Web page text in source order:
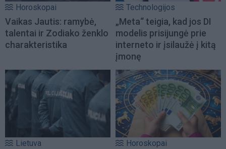
Horoskopai
Vaikas Jautis: ramybė,
talentai ir Zodiako ženklo
charakteristika
Technologijos
„Meta“ teigia, kad jos DI
modelis prisijungė prie
interneto ir įsilaužė į kitą
įmonę
Lietuva Horoskopai